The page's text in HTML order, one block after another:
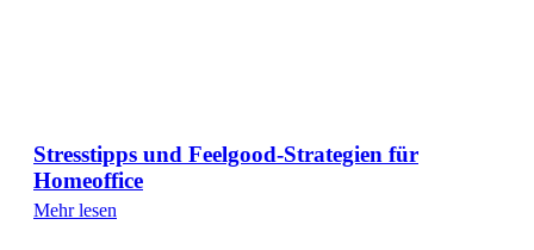
Stresstipps und Feelgood-Strategien für
Homeoffice
Mehr lesen